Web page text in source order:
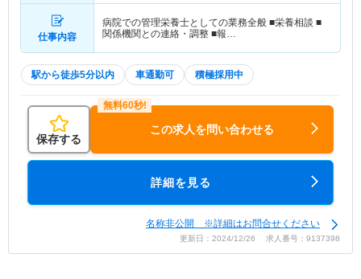
仕事内容
病院での管理栄養士としての業務全般 ■栄養相談 ■
関係機関との連絡・調整 ■報…
駅から徒歩5分以内 車通勤可 積極採用中
保存する
この求人を問い合わせる
詳細を見る
名称非公開 ※詳細はお問合せください
更新日：2024/12/26 求人番号：9137398